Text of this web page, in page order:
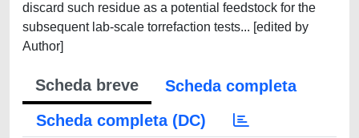
discard such residue as a potential feedstock for the
subsequent lab-scale torrefaction tests... [edited by
Author]
Scheda breve
Scheda completa
Scheda completa (DC)